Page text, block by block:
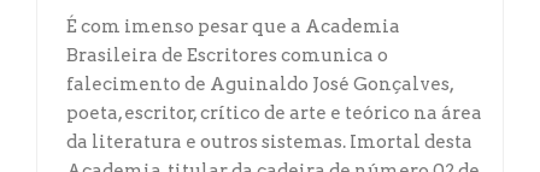
É com imenso pesar que a Academia
Brasileira de Escritores comunica o
falecimento de Aguinaldo José Gonçalves,
poeta, escritor, crítico de arte e teórico na área
da literatura e outros sistemas. Imortal desta